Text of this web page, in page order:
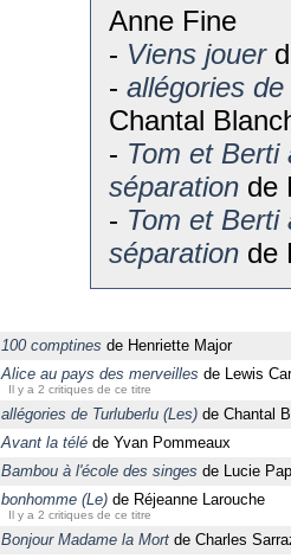
Anne Fine
- Viens jouer
- allégories
Chantal
- Tom et Berti
séparationde
- Tom et Berti
séparationde
100 comptines de Henriette Major
Alice au pays des merveilles de Lewis
Il y a 2 critiques de ce titre
allégories de Turluberlu (Les) de Chantal
Avant la télé de Yvan Pommeaux
Bambou à l'école des singes de Lucie
bonhomme (Le) de Réjeanne Larouche
Il y a 2 critiques de ce titre
Bonjour Madame la Mort de Charles